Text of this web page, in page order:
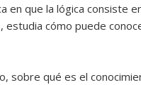
que la lógica consiste
cómo puede
sobre qué es el